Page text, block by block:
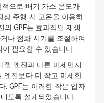
으로 배기 가스 온도가
상 주행 시 고온을 이용하
의 GPF는 효과적인 재생
나 점화 시기를 조절하여
필요할 수 있습니다.
엔진과 다른 미세먼지
엔진보다 더 작고 미세한
. GPF는 이러한 작은 입자
도록 설계되었습니다.